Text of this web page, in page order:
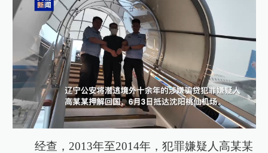
经查，2013年至2014年，犯罪嫌疑人高某某